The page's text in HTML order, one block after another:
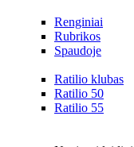
Renginiai
Rubrikos
Spaudoje
Ratilio klubas
Ratilio 50
Ratilio 55